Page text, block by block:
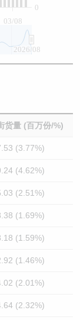
03/08
0
2026/08
货量 (百万份/%)
(3.77%)
(4.62%)
(2.51%)
(1.69%)
(1.59%)
(1.46%)
(2.01%)
(2.32%)